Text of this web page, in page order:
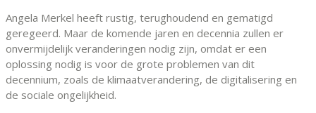
Angela Merkel heeft rustig, terughoudend en gematigd
geregeerd. Maar de komende jaren en decennia zullen er
onvermijdelijk veranderingen nodig zijn, omdat er een
oplossing nodig is voor de grote problemen van dit
decennium, zoals de klimaatverandering, de digitalisering en
de sociale ongelijkheid.